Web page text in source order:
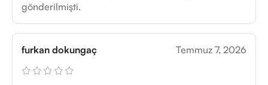
gönderilmişti.
furkan dokungaç Temmuz 7, 2026